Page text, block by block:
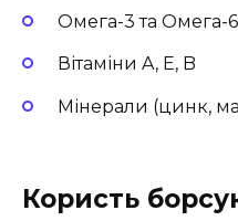
Омега-3 та Омега-
Вітаміни A, E, B
Мінерали (цинк,
Користь